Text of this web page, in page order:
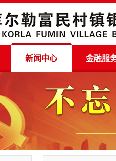
新闻中心 金融服